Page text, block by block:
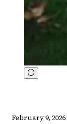
February 9, 2026